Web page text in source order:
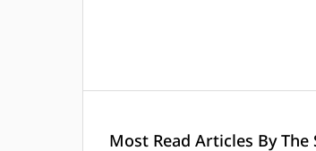
Most Read Articles By